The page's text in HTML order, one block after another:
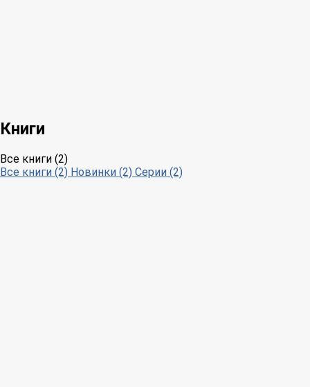
Книги
Все книги (2)
Все книги (2) Новинки (2) Серии (2)